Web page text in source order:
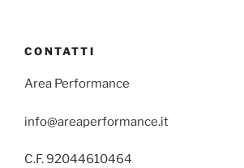
CONTATTI
Area Performance
info@areaperformance.it
C.F. 92044610464